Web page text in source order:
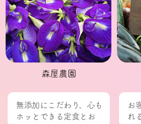
森屋農園
無添加にこだわり、心も
ホッとできる定食とお
お
れ